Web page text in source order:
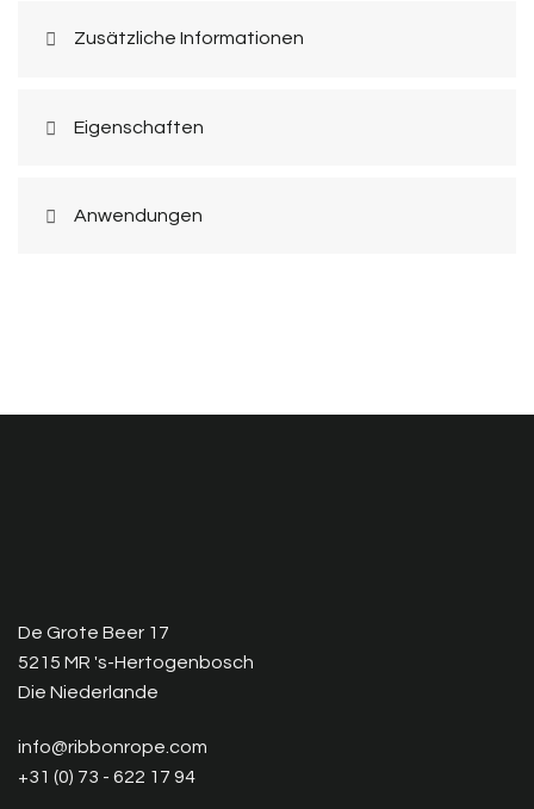
Zusätzliche Informationen
Eigenschaften
Anwendungen
De Grote Beer 17
5215 MR 's-Hertogenbosch
Die Niederlande
info@ribbonrope.com
+31 (0) 73 - 622 17 94